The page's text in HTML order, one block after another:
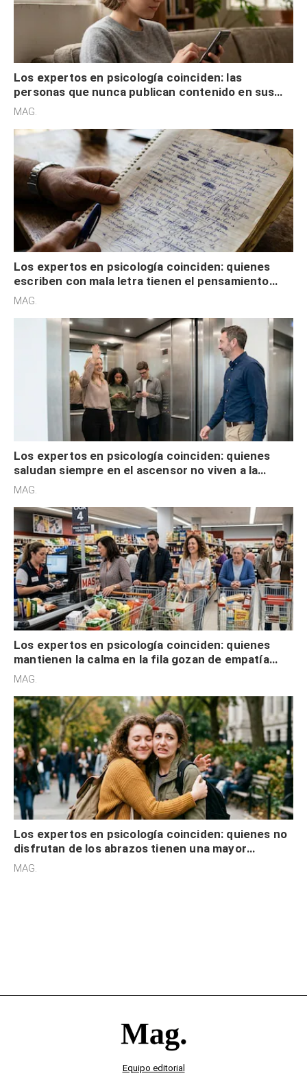
Los expertos en psicología coinciden: las
personas que nunca publican contenido en sus
redes sociales no pretenden buscar validación
MAG.
Los expertos en psicología coinciden: quienes
escriben con mala letra tienen el pensamiento
acelerado y no lo hacen por desinterés
MAG.
Los expertos en psicología coinciden: quienes
saludan siempre en el ascensor no viven a la
defensiva y tienen apertura social
MAG.
Los expertos en psicología coinciden: quienes
mantienen la calma en la fila gozan de empatía
cognitiva, gratitud y no solo tienen autocontrol
MAG.
Los expertos en psicología coinciden: quienes no
disfrutan de los abrazos tienen una mayor
sensibilidad a los estímulos físicos y no es por
MAG.
Equipo editorial